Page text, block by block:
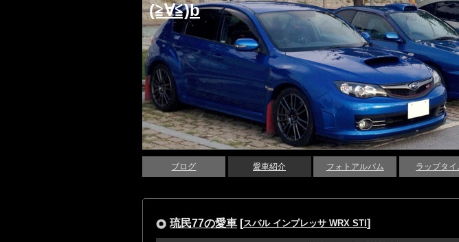
(≧∀≦)b
ブログ 愛車紹介 フォトアルバム ラップタイ
琉民77の愛車 [スバル インプレッサ WRX STI ]